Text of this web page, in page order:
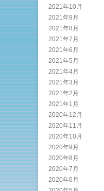
2021年10月
2021年9月
2021年8月
2021年7月
2021年6月
2021年5月
2021年4月
2021年3月
2021年2月
2021年1月
2020年12月
2020年11月
2020年10月
2020年9月
2020年8月
2020年7月
2020年6月